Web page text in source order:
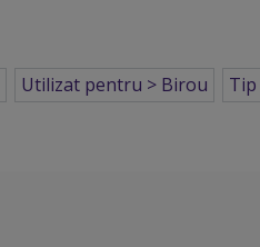
Utilizat pentru > Birou